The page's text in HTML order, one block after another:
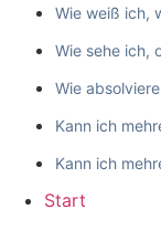
Wie weiß ich,
Wie sehe ich,
Wie
Kann ich
Kann ich
Start